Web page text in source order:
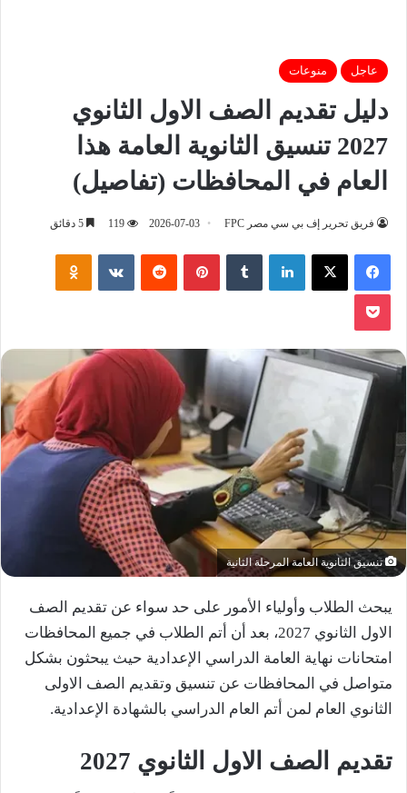
عاجل منوعات
دليل تقديم الصف الاول الثانوي
2027 تنسيق الثانوية العامة هذا
العام في المحافظات (تفاصيل)
فريق تحرير إف بي سي مصر FPC 2026-07-03
119
فيسبوك ‫X لينكدإن بينتيريست
تنسيق الثانوية العامة المرحلة الثانية
يبحث الطلاب وأولياء الأمور على حد سواء عن تقديم الصف
الاول الثانوي 2027، بعد أن أتم الطلاب في جميع المحافظات
امتحانات نهاية العامة الدراسي الإعدادية حيث يبحثون بشكل
متواصل في المحافظات عن تنسيق وتقديم الصف الاولى
الثانوي العام لمن أتم العام الدراسي بالشهادة الإعدادية.
تقديم الصف الاول الثانوي 2027